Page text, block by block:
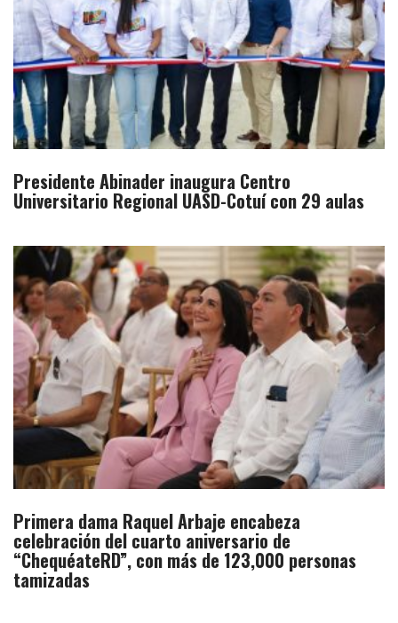
Presidente Abinader inaugura Centro
Universitario Regional UASD-Cotuí con 29 aulas
Primera dama Raquel Arbaje encabeza
celebración del cuarto aniversario de
“ChequéateRD”, con más de 123,000 personas
tamizadas